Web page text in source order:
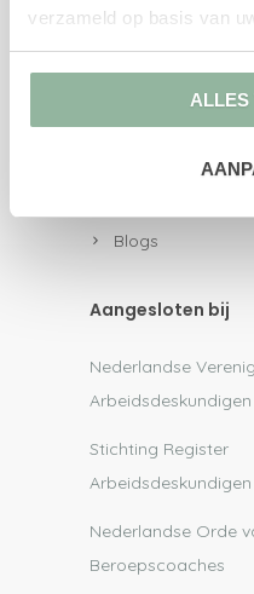
verzameld op basis van
ALLES
Loopbaancheck
AD onderzoek
AD onderzoek
Kenniscentrum
Blogs
Aangesloten bij
Nederlandse
Arbeidsdeskundigen
Stichting Register
Arbeidsdeskundigen
Nederlandse Orde
Beroepscoaches